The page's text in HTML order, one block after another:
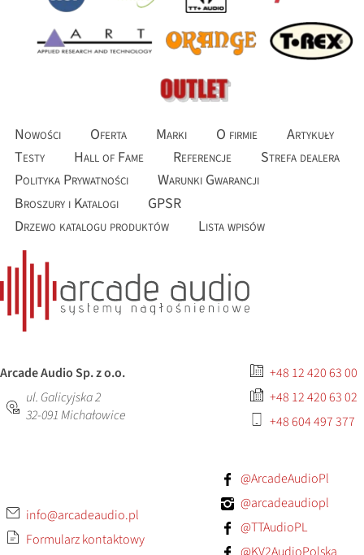
Nowości Oferta Marki O firmie
Artykuły
Testy
Hall of Fame Referencje
Strefa dealera
Polityka Prywatności
Warunki Gwarancji
Broszury i Katalogi
GPSR
Drzewo katalogu produktów
Lista wpisów
Arcade Audio Sp. z o.o.
ul. Galicyjska 2
32-091Michałowice
+48 12 420 63 00
+48 12 420 63 02
+48 604 497 377
info@arcadeaudio.pl
Formularz kontaktowy
@ArcadeAudioPl
@arcadeaudiopl
@TTAudioPL